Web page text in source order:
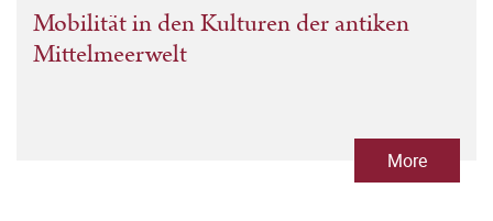
Mobilität in den Kulturen der antiken
Mittelmeerwelt
More